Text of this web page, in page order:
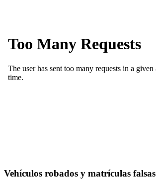
Vehículos robados y matrículas falsas